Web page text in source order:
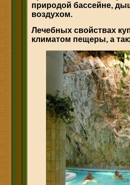
природой бассейне,
воздухом.
Лечебных свойствах
климатом пещеры, а